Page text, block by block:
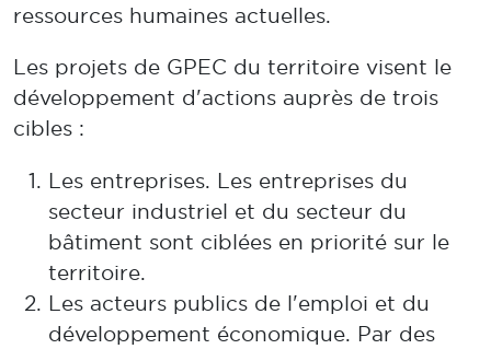
ressources humaines actuelles.
Les projets de GPEC du territoire visent le
développement d'actions auprès de trois
cibles :
Les entreprises. Les entreprises du
secteur industriel et du secteur du
bâtiment sont ciblées en priorité sur le
territoire.
Les acteurs publics de l'emploi et du
développement économique. Par des